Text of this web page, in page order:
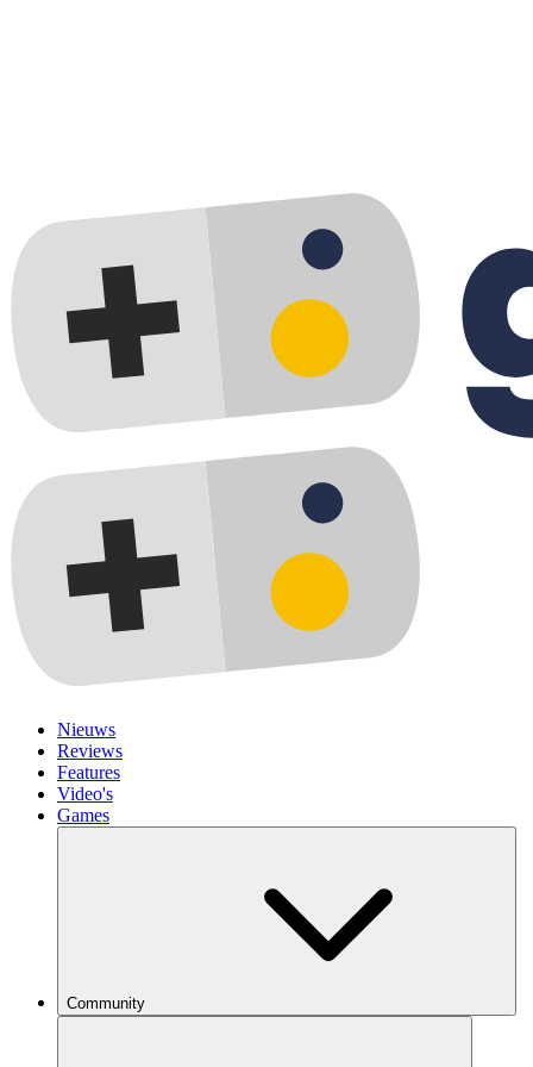
Nieuws
Reviews
Features
Video's
Games
Community